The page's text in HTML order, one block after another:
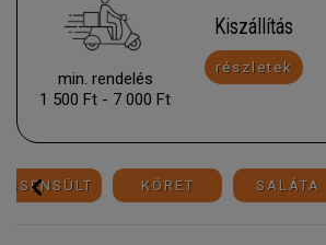
min. rendelés
1 500 Ft - 7 000 Ft
Kiszállítás
részletek
KÖRET SALÁTA